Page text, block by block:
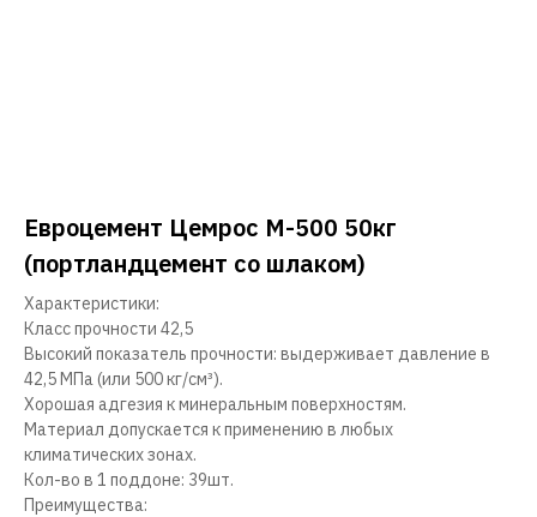
Евроцемент Цемрос М-500 50кг
(портландцемент со шлаком)
Характеристики:
Класс прочности 42,5
Высокий показатель прочности: выдерживает давление в
42,5 МПа (или 500 кг/см³).
Хорошая адгезия к минеральным поверхностям.
Материал допускается к применению в любых
климатических зонах.
Кол-во в 1 поддоне: 39шт.
Преимущества: